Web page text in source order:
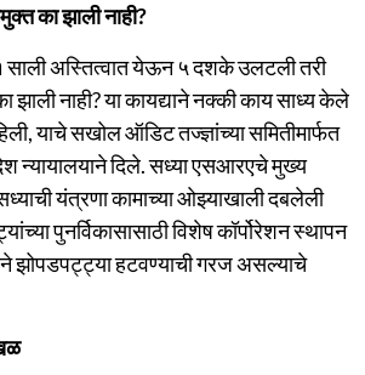
का झाली नाही?
अस्तित्वात येऊन ५ दशके उलटली तरी
झाली नाही? या कायद्याने नक्की काय साध्य केले
याचे सखोल ऑडिट तज्ज्ञांच्या समितीमार्फत
न्यायालयाने दिले. सध्या एसआरएचे मुख्य
यंत्रणा कामाच्या ओझ्याखाली दबलेली
पुनर्विकासासाठी विशेष कॉर्पोरेशन स्थापन
झोपडपट्ट्या हटवण्याची गरज असल्याचे